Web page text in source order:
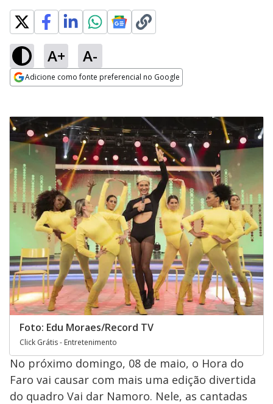
A+ A-
Adicione como fonte preferencial no Google
Foto: Edu Moraes/Record TV
Click Grátis - Entretenimento
No próximo domingo, 08 de maio, o Hora do
Faro vai causar com mais uma edição divertida
do quadro Vai dar Namoro. Nele, as cantadas